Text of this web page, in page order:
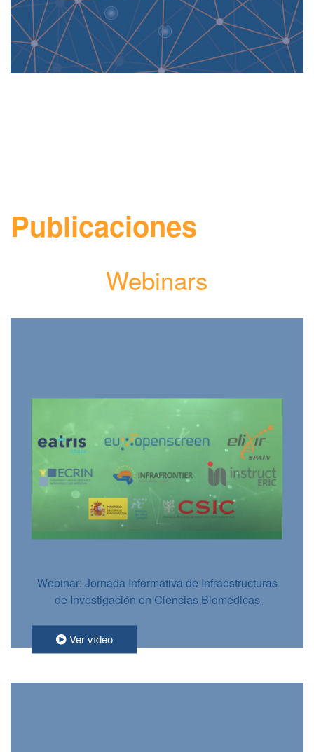
Publicaciones
Webinars
Webinar: Jornada Informativa de Infraestructuras
de Investigación en Ciencias Biomédicas
Ver vídeo